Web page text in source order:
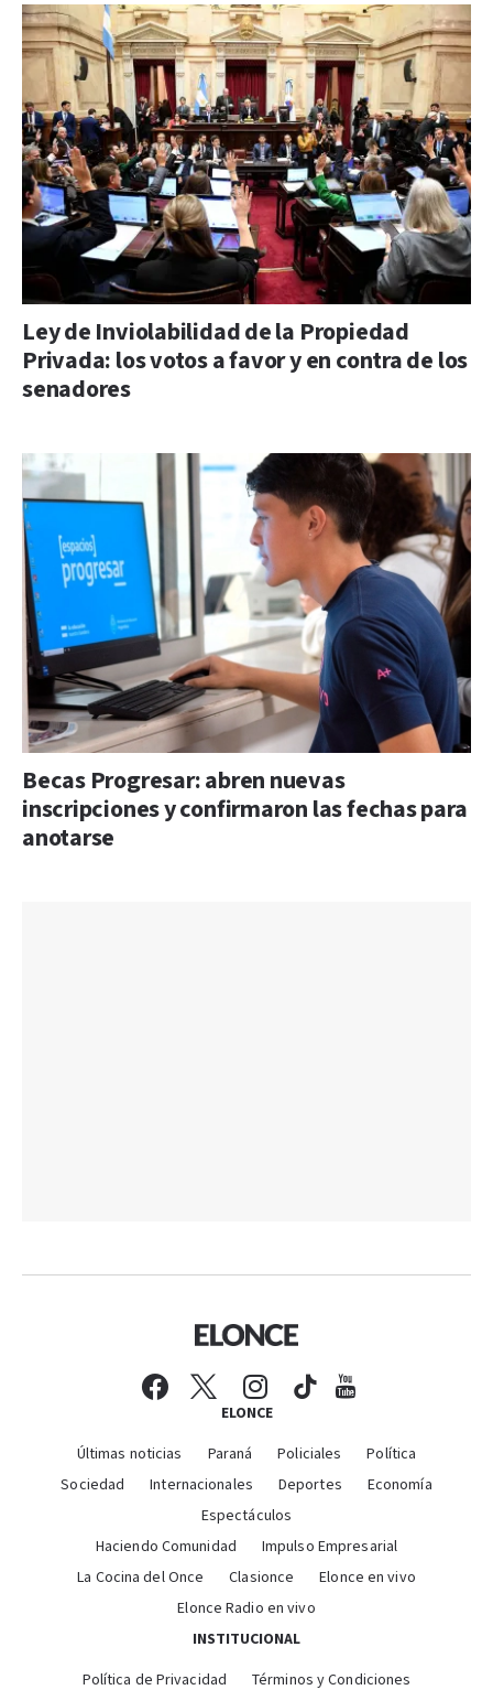
Ley de Inviolabilidad de la Propiedad
Privada: los votos a favor y en contra de los
senadores
Becas Progresar: abren nuevas
inscripciones y confirmaron las fechas para
anotarse
ELONCE
Últimas noticias Paraná Policiales
Política
Sociedad
Internacionales Deportes
Economía
Espectáculos
Haciendo Comunidad
Impulso Empresarial
La Cocina del Once
Clasionce
Elonce en vivo
Elonce Radio en vivo
INSTITUCIONAL
Política de Privacidad Términos y Condiciones